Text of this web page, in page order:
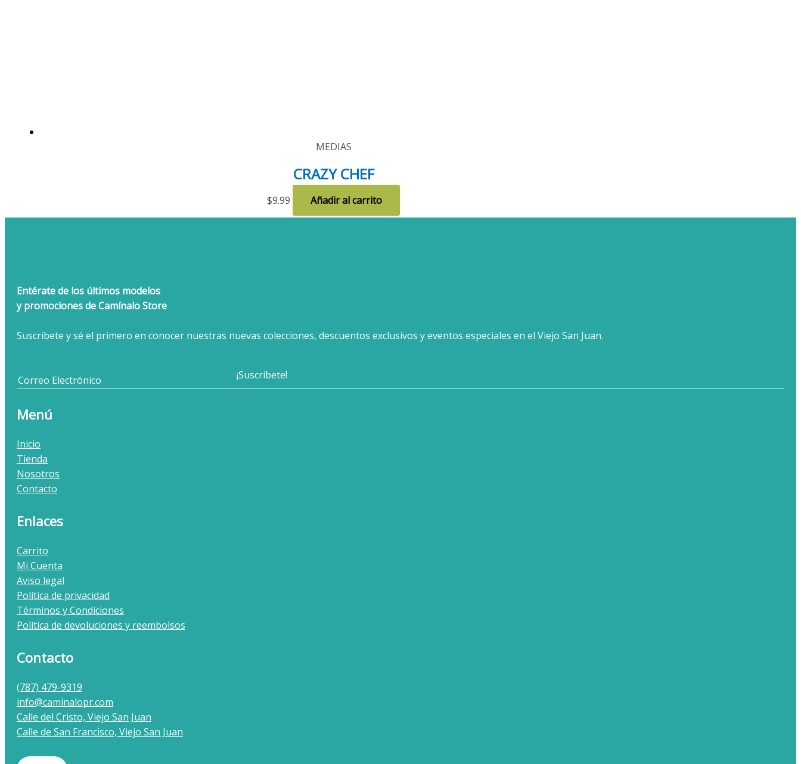
MEDIAS
CRAZY CHEF
$9.99 Añadir al carrito
Entérate de los últimos modelos
y promociones de Camínalo Store
Suscríbete y sé el primero en conocer nuestras nuevas colecciones, descuentos exclusivos y eventos especiales en el Viejo San Juan.
Menú
Inicio
Tienda
Nosotros
Contacto
Enlaces
Carrito
Mi Cuenta
Aviso legal
Política de privacidad
Términos y Condiciones
Política de devoluciones y reembolsos
Contacto
(787) 479-9319
info@caminalopr.com
Calle del Cristo, Viejo San Juan
Calle de San Francisco, Viejo San Juan